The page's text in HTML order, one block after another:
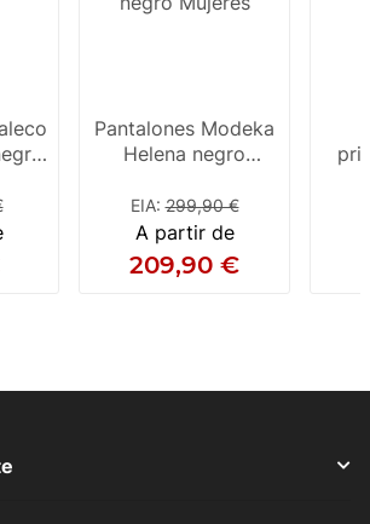
Pantalones Modeka
Helena negro
EIA:299,90 €
A partir de
209,90 €